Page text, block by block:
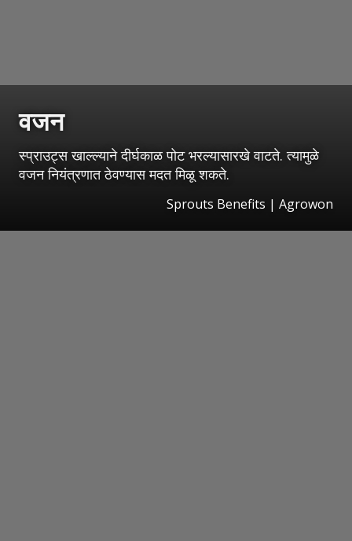
वजन
स्प्राउट्स खाल्ल्याने दीर्घकाळ पोट भरल्यासारखे वाटते. त्यामुळे
वजन नियंत्रणात ठेवण्यास मदत मिळू शकते.
Sprouts Benefits | Agrowon